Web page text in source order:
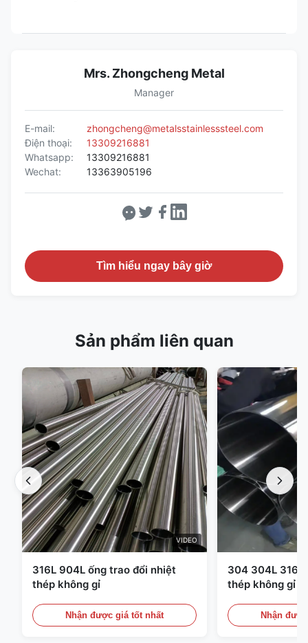
Mrs. Zhongcheng Metal
Manager
E-mail:
zhongcheng@metalsstainlesssteel.com
Điện thoại:
13309216881
Whatsapp:
13309216881
Wechat:
13363905196
Tìm hiểu ngay bây giờ
Sản phẩm liên quan
VIDEO
316L 904L ống trao đổi nhiệt
thép không gỉ
Nhận được giá tốt nhất
304 304L 316
thép không gỉ
Nhận